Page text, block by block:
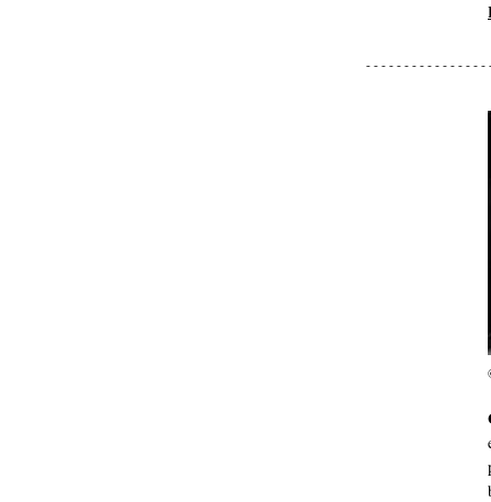
- - - - - - - - - - - - - - - -